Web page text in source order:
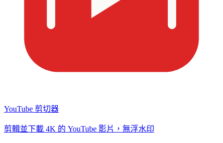
YouTube 剪切器
剪輯並下載 4K 的 YouTube 影片，無浮水印